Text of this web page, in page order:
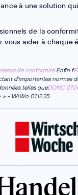
à une solution
de la
vous aider à chaque
de conformitéEnfin f
d'importantes normes
telles queDONC
- WiWo 01.12.25